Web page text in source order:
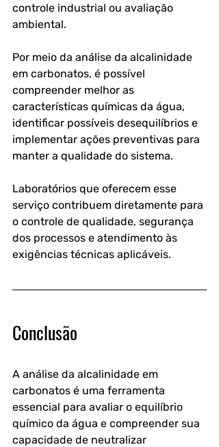
controle industrial ou avaliação
ambiental.
Por meio da análise da alcalinidade
em carbonatos, é possível
compreender melhor as
características químicas da água,
identificar possíveis desequilíbrios e
implementar ações preventivas para
manter a qualidade do sistema.
Laboratórios que oferecem esse
serviço contribuem diretamente para
o controle de qualidade, segurança
dos processos e atendimento às
exigências técnicas aplicáveis.
Conclusão
A análise da alcalinidade em
carbonatos é uma ferramenta
essencial para avaliar o equilíbrio
químico da água e compreender sua
capacidade de neutralizar